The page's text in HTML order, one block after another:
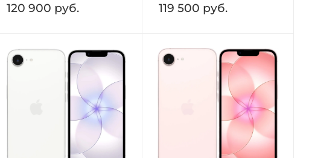
120 900 руб. 119 500 руб.